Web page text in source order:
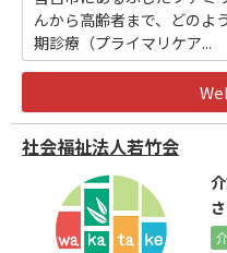
んから高齢者まで、どのよ
期診療（プライマリケア...
社会福祉法人若竹会